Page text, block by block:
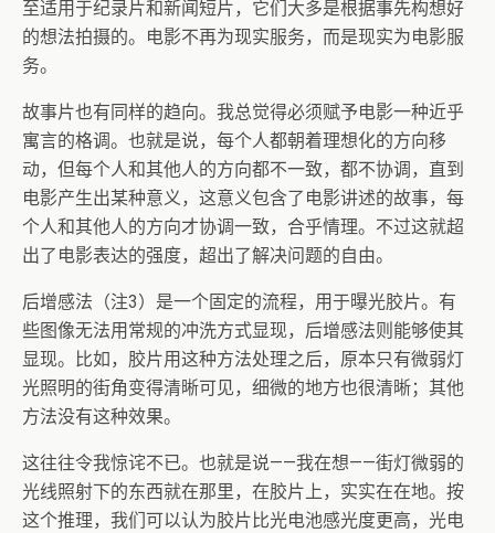
至适用于纪录片和新闻短片，它们大多是根据事先构想好
的想法拍摄的。电影不再为现实服务，而是现实为电影服
务。
故事片也有同样的趋向。我总觉得必须赋予电影一种近乎
寓言的格调。也就是说，每个人都朝着理想化的方向移
动，但每个人和其他人的方向都不一致，都不协调，直到
电影产生出某种意义，这意义包含了电影讲述的故事，每
个人和其他人的方向才协调一致，合乎情理。不过这就超
出了电影表达的强度，超出了解决问题的自由。
后增感法（注3）是一个固定的流程，用于曝光胶片。有
些图像无法用常规的冲洗方式显现，后增感法则能够使其
显现。比如，胶片用这种方法处理之后，原本只有微弱灯
光照明的街角变得清晰可见，细微的地方也很清晰；其他
方法没有这种效果。
这往往令我惊诧不已。也就是说——我在想——街灯微弱的
光线照射下的东西就在那里，在胶片上，实实在在地。按
这个推理，我们可以认为胶片比光电池感光度更高，光电